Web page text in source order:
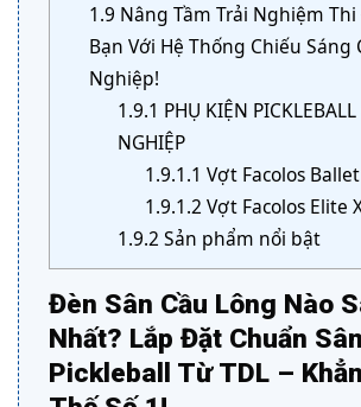
1.9 Nâng Tầm Trải Nghiệm
Bạn Với Hệ Thống Chiếu Sáng
Nghiệp!
1.9.1 PHỤ KIỆN
NGHIỆP
1.9.1.1 Vợt Facolos
1.9.1.2 Vợt Facolos Elite
1.9.2 Sản phẩm nổi bật
Đèn Sân Cầu Lông Nào
Nhất? Lắp Đặt Chuẩn Sân
Pickleball Từ TDL –